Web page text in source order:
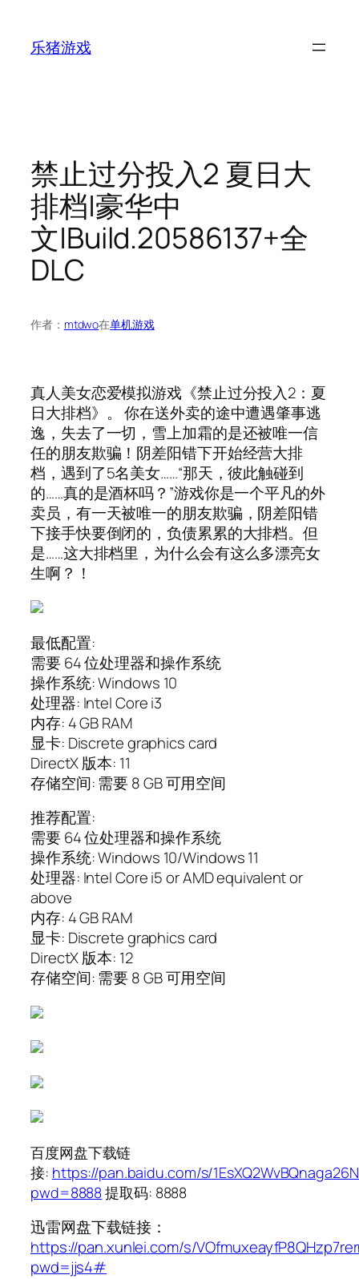
乐猪游戏
禁止过分投入2 夏日大
排档|豪华中
文|Build.20586137+全
DLC
作者： mtdwo在单机游戏
真人美女恋爱模拟游戏《禁止过分投入2：夏
日大排档》。 你在送外卖的途中遭遇肇事逃
逸，失去了一切，雪上加霜的是还被唯一信
任的朋友欺骗！阴差阳错下开始经营大排
档，遇到了5名美女……“那天，彼此触碰到
的……真的是酒杯吗？”游戏你是一个平凡的外
卖员，有一天被唯一的朋友欺骗，阴差阳错
下接手快要倒闭的，负债累累的大排档。但
是……这大排档里，为什么会有这么多漂亮女
生啊？！
最低配置:
需要 64 位处理器和操作系统
操作系统: Windows 10
处理器: Intel Core i3
内存: 4 GB RAM
显卡: Discrete graphics card
DirectX 版本: 11
存储空间: 需要 8 GB 可用空间
推荐配置:
需要 64 位处理器和操作系统
操作系统: Windows 10/Windows 11
处理器: Intel Core i5 or AMD equivalent or
above
内存: 4 GB RAM
显卡: Discrete graphics card
DirectX 版本: 12
存储空间: 需要 8 GB 可用空间
百度网盘下载链
接: https://pan.baidu.com/s/
pwd=8888提取码: 8888
迅雷网盘下载链接：
https://pan.xunlei.com/s/
pwd=jjs4#